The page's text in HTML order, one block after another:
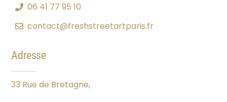
06 41 77 95 10
contact@freshstreetartparis.fr
Adresse
33 Rue de Bretagne,